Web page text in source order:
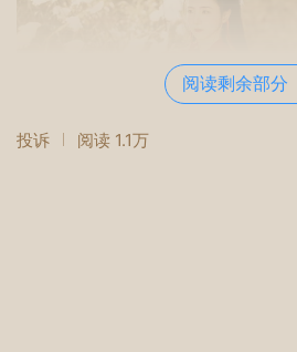
阅读剩余部分
投诉 阅读 1.1万